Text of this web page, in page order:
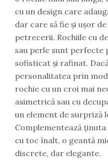
cu un design care
dar care să fie și ușor
petrecerii. Rochiile cu
sau perle sunt perfecte
sofisticat și rafinat.
personalitatea prin
rochie cu un croi mai
asimetrică sau cu
un element de surpriză
Complementează
cu toc înalt, o geantă
discrete, dar elegante.